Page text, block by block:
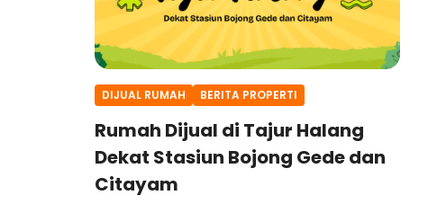
DIJUAL RUMAH BERITA PROPERTI
Rumah Dijual di Tajur Halang
Dekat Stasiun Bojong Gede dan
Citayam